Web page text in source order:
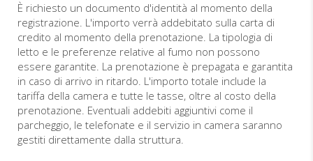
È richiesto un documento d'identità al momento della
registrazione. L'importo verrà addebitato sulla carta di
credito al momento della prenotazione. La tipologia di
letto e le preferenze relative al fumo non possono
essere garantite. La prenotazione è prepagata e garantita
in caso di arrivo in ritardo. L'importo totale include la
tariffa della camera e tutte le tasse, oltre al costo della
prenotazione. Eventuali addebiti aggiuntivi come il
parcheggio, le telefonate e il servizio in camera saranno
gestiti direttamente dalla struttura.